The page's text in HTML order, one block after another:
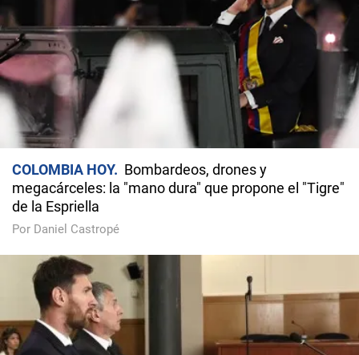
COLOMBIA HOY
Bombardeos, drones y
megacárceles: la "mano dura" que propone el "Tigre"
de la Espriella
Por Daniel Castropé